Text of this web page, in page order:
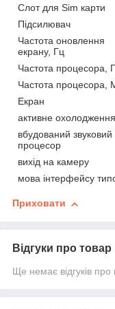
Слот для Sim карти
Підсилювач
Частота оновлення
екрану, Гц
Частота процесора,
Частота процесора,
Екран
активне охолодження
вбудований звуковий
процесор
вихід на камеру
мова інтерфейсу
Приховати
Відгуки про товар
Ще немає відгуків про